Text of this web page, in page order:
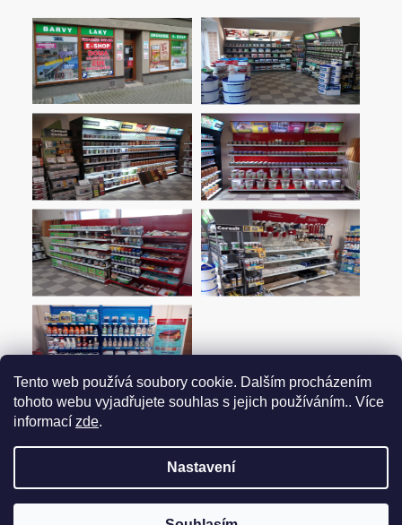
Tento web používá soubory cookie. Dalším procházením
tohoto webu vyjadřujete souhlas s jejich používáním.. Více
informací zde.
Nastavení